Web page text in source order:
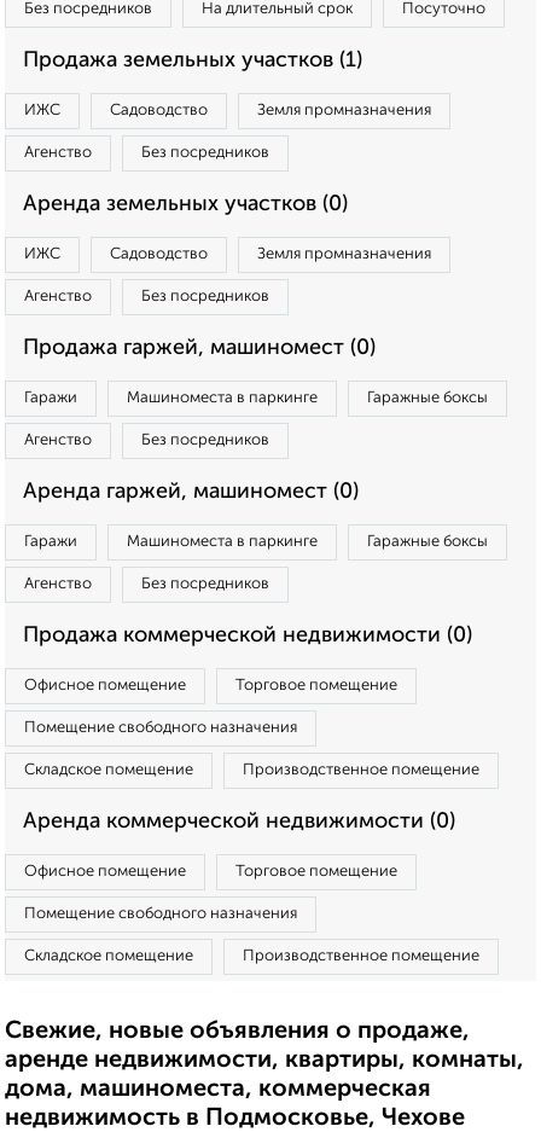
Без посредников На длительный срок Посуточно
Продажа земельных участков (1)
ИЖС Садоводство Земля промназначения
Агенство Без посредников
Аренда земельных участков (0)
ИЖС Садоводство Земля промназначения
Агенство Без посредников
Продажа гаржей, машиномест (0)
Гаражи Машиноместа в паркинге Гаражные боксы
Агенство Без посредников
Аренда гаржей, машиномест (0)
Гаражи Машиноместа в паркинге Гаражные боксы
Агенство Без посредников
Продажа коммерческой недвижимости (0)
Офисное помещение Торговое помещение
Помещение свободного назначения
Складское помещение Производственное помещение
Аренда коммерческой недвижимости (0)
Офисное помещение Торговое помещение
Помещение свободного назначения
Складское помещение Производственное помещение
Свежие, новые объявления о продаже,
аренде недвижимости, квартиры, комнаты,
дома, машиноместа, коммерческая
недвижимость в Подмосковье, Чехове